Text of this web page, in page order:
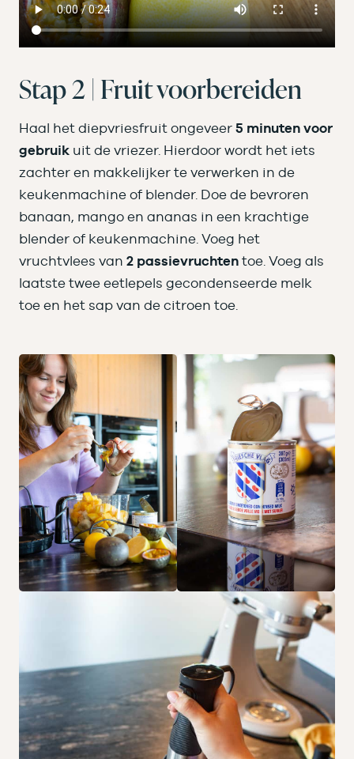
Stap 2 | Fruit voorbereiden
Haal het diepvriesfruit ongeveer 5 minuten voor
gebruik uit de vriezer. Hierdoor wordt het iets
zachter en makkelijker te verwerken in de
keukenmachine of blender. Doe de bevroren
banaan, mango en ananas in een krachtige
blender of keukenmachine. Voeg het
vruchtvlees van 2 passievruchten toe. Voeg als
laatste twee eetlepels gecondenseerde melk
toe en het sap van de citroen toe.